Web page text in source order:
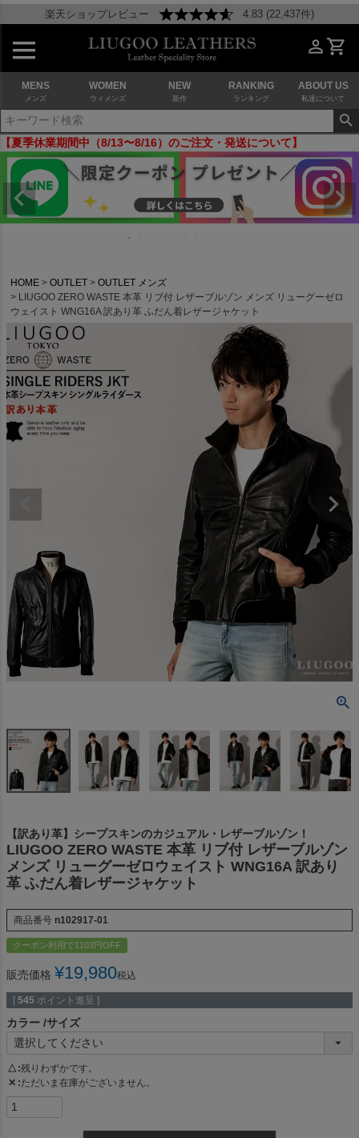
楽天ショップレビュー 4.83 (22,437件)
MENS
メンズ
WOMEN
ウィメンズ
NEW
新作
RANKING
ランキング
ABOUT US
私達について
【夏季休業期間中（8/13〜8/16）のご注文・発送について】
HOME OUTLET
OUTLET メンズ
LIUGOO ZERO WASTE 本革 リブ付 レザーブルゾン メンズ リューグーゼロ
ウェイスト WNG16A 訳あり革 ふだん着レザージャケット
【訳あり革】シープスキンのカジュアル・レザーブルゾン！
LIUGOO ZERO WASTE 本革 リブ付 レザーブルゾン
メンズ リューグーゼロウェイスト WNG16A 訳あり
革 ふだん着レザージャケット
商品番号 n102917-01
クーポン利用で1103円OFF
販売価格 ¥19,980税込
[ 545 ポイント進呈 ]
カラー サイズ
△ 残りわずかです。
✕ ただいま在庫がございません。